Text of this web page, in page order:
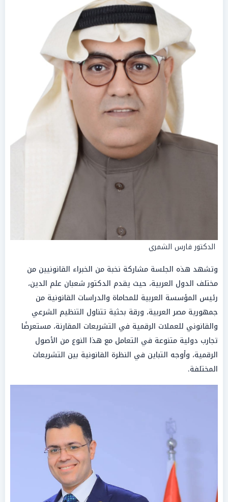
الدكتور فارس الشمري
وتشهد هذه الجلسة مشاركة نخبة من الخبراء القانونيين من
مختلف الدول العربية، حيث يقدم الدكتور شعبان علم الدين،
رئيس المؤسسة العربية للمحاماة والدراسات القانونية من
جمهورية مصر العربية، ورقة بحثية تتناول التنظيم الشرعي
والقانوني للعملات الرقمية في التشريعات المقارنة، مستعرضًا
تجارب دولية متنوعة في التعامل مع هذا النوع من الأصول
الرقمية، وأوجه التباين في النظرة القانونية بين التشريعات
المختلفة.